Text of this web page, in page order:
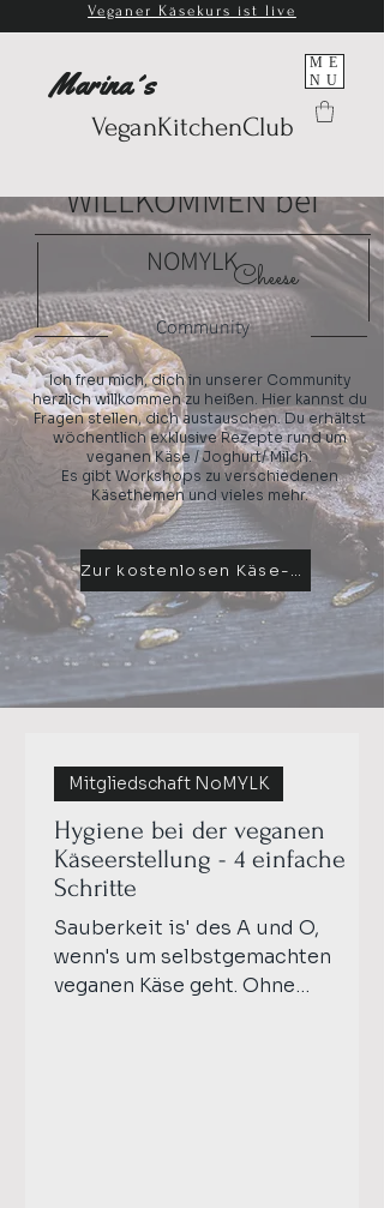
Veganer Käsekurs ist live
Marina´s
ME
NU
VeganKitchenClub
WILLKOMMEN bei
NOMYLKCheese
Community
Ich freu mich, dich in unserer Community
herzlich willkommen zu heißen. Hier kannst du
Fragen stellen, dich austauschen. Du erhältst
wöchentlich exklusive Rezepte rund um
veganen Käse / Joghurt/ Milch.
Es gibt Workshops zu verschiedenen
Käsethemen und vieles mehr.
Zur kostenlosen Käse-Gruppe
Hygiene bei der veganen
Käseerstellung - 4 einfache
Schritte
Sauberkeit is' des A und O,
wenn's um selbstgemachten
veganen Käse geht. Ohne
Mitgliedschaft NoMYLK